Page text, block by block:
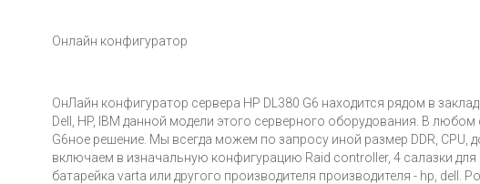
Онлайн конфигуратор
ОнЛайн конфигуратор сервера HP DL380 G6 находится рядом в
Dell, HP, IBM данной модели этого серверного оборудования. В
G6ное решение. Мы всегда можем по запросу иной размер DDR,
включаем в изначальную конфигурацию Raid controller, 4 салазки
батарейка varta или другого производителя производителя - hp,